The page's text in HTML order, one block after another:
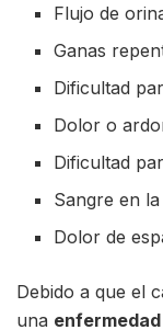
Flujo de
Ganas
Dificultad
Dolor o
Dificultad
Sangre en
Dolor de
Debido a que el
una